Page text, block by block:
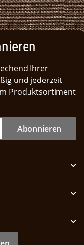
Ihrer
und jederzeit
Produktsortiment
Abonnieren